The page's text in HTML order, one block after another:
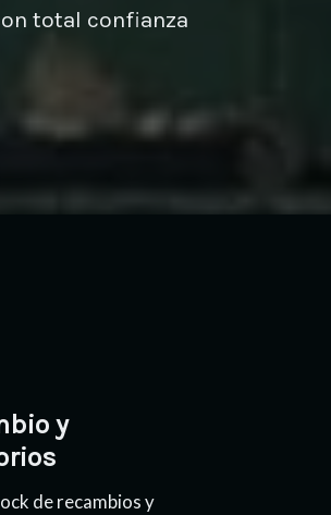
total confianza
y
de recambios y